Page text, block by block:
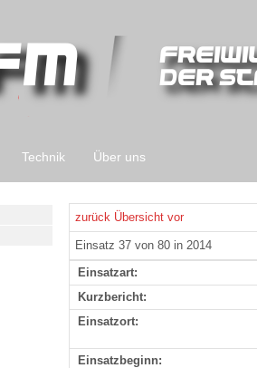
Technik Über uns
zurück Übersicht vor
Einsatz 37 von 80 in 2014
Einsatzart:
Kurzbericht:
Einsatzort:
Einsatzbeginn: